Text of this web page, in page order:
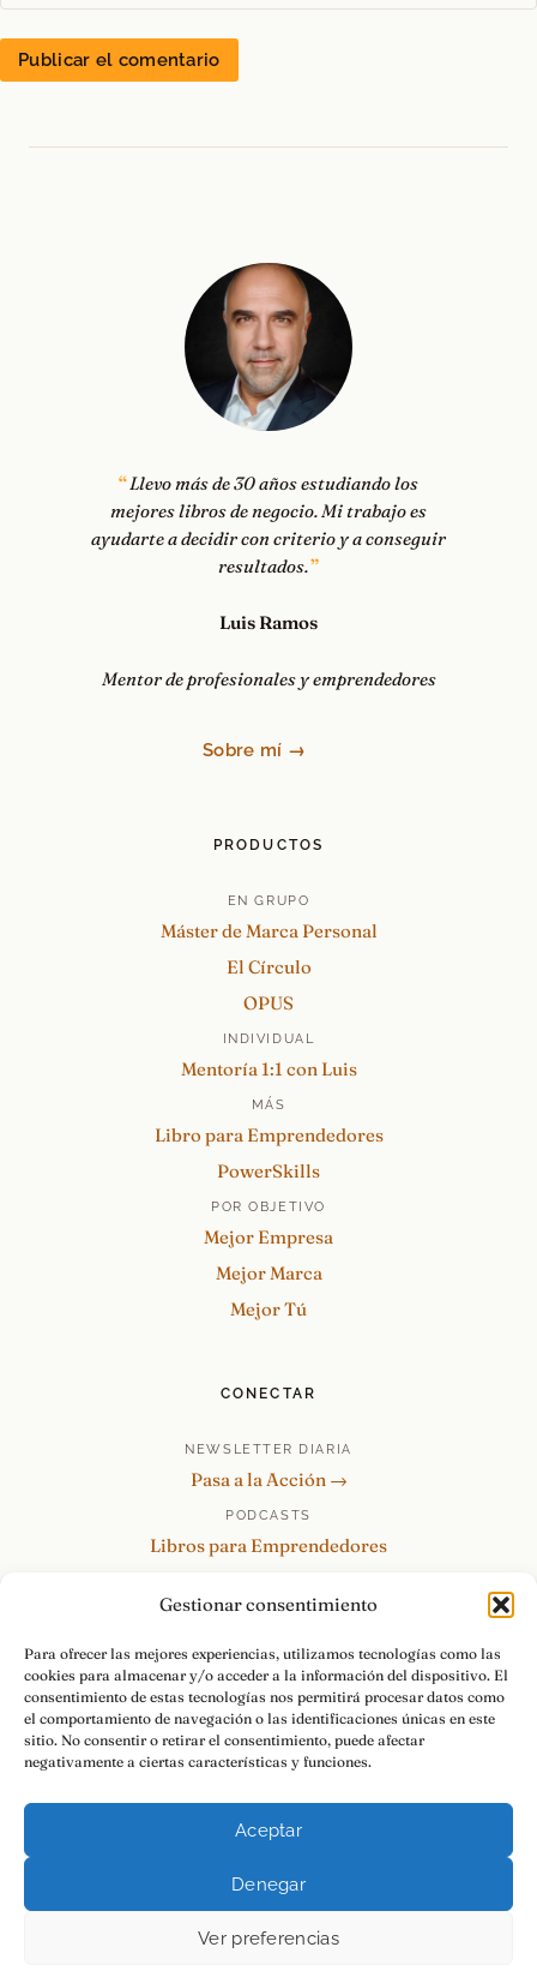
Gestionar consentimiento
Para ofrecer las mejores experiencias, utilizamos tecnologías como las
cookies para almacenar y/o acceder a la información del dispositivo. El
consentimiento de estas tecnologías nos permitirá procesar datos como
el comportamiento de navegación o las identificaciones únicas en este
sitio. No consentir o retirar el consentimiento, puede afectar
negativamente a ciertas características y funciones.
Aceptar
Denegar
Ver preferencias
Llevo más de 30 años estudiando los
mejores libros de negocio. Mi trabajo es
ayudarte a decidir con criterio y a conseguir
resultados.
Luis Ramos
Mentor de profesionales y emprendedores
Sobre mí →
PRODUCTOS
EN GRUPO
Máster de Marca Personal
El Círculo
OPUS
INDIVIDUAL
Mentoría 1:1 con Luis
MÁS
Libro para Emprendedores
PowerSkills
POR OBJETIVO
Mejor Empresa
Mejor Marca
Mejor Tú
CONECTAR
NEWSLETTER DIARIA
Pasa a la Acción →
PODCASTS
Libros para Emprendedores
re:Invéntate / PowerSkills
MENTOR360
HABLAMOS
Contacto y consultas →
Aviso LegalPrivacidad
Pasa a la Acción.